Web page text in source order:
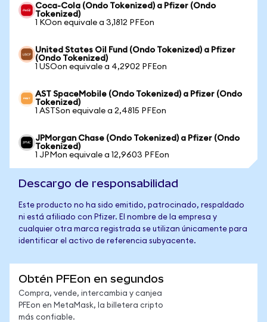
Coca-Cola (Ondo Tokenized) a Pfizer (Ondo
Tokenized)
1 KOon equivale a 3,1812 PFEon
United States Oil Fund (Ondo Tokenized) a Pfizer
(Ondo Tokenized)
1 USOon equivale a 4,2902 PFEon
AST SpaceMobile (Ondo Tokenized) a Pfizer (Ondo
Tokenized)
1 ASTSon equivale a 2,4815 PFEon
JPMorgan Chase (Ondo Tokenized) a Pfizer (Ondo
Tokenized)
1 JPMon equivale a 12,9603 PFEon
Descargo de responsabilidad
Este producto no ha sido emitido, patrocinado, respaldado
ni está afiliado con Pfizer. El nombre de la empresa y
cualquier otra marca registrada se utilizan únicamente para
identificar el activo de referencia subyacente.
Obtén PFEon en segundos
Compra, vende, intercambia y canjea
PFEon en MetaMask, la billetera cripto
más confiable.